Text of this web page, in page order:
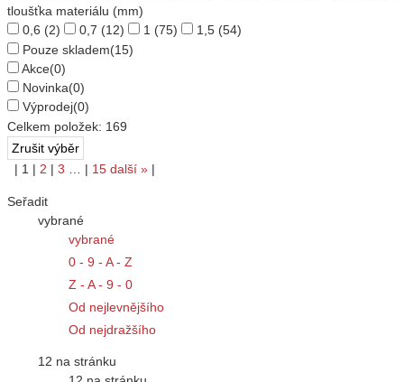
tloušťka materiálu (mm)
0,6 (2) 0,7 (12) 1 (75) 1,5 (54)
Pouze skladem(15)
Akce(0)
Novinka(0)
Výprodej(0)
Celkem položek: 169
| 1 | 2 | 3 … | 15 další » |
Seřadit
vybrané
vybrané
0 - 9 - A - Z
Z - A - 9 - 0
Od nejlevnějšího
Od nejdražšího
12 na stránku